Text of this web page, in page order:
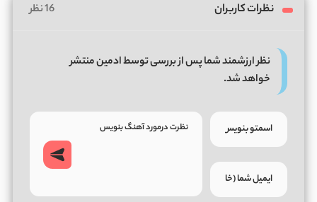
نظرات کاربران 16 نظر
نظر ارزشمند شما پس از بررسی توسط ادمین منتشر
خواهد شد.